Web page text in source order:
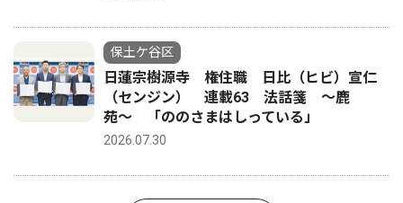
保土ケ谷区
日蓮宗樹源寺 権住職 日比（ヒビ）宣仁
（センジン） 連載63 法話箋 〜鹿
苑〜 「ののさまはしっている」
2026.07.30